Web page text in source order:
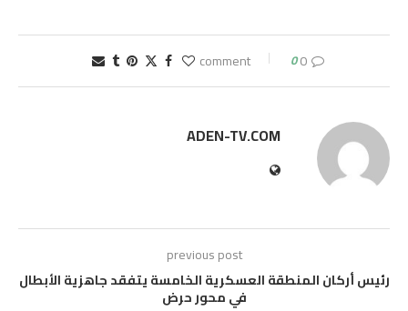
0 comment
0
ADEN-TV.COM
previous post
رئيس أركان المنطقة العسكرية الخامسة يتفقد جاهزية الأبطال
في محور حرض